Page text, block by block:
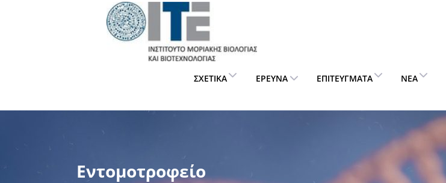
ΣΧΕΤΙΚΆ ΈΡΕΥΝΑ ΕΠΙΤΕΎΓΜΑΤΑ ΝΈΑ
Εντομοτροφείο